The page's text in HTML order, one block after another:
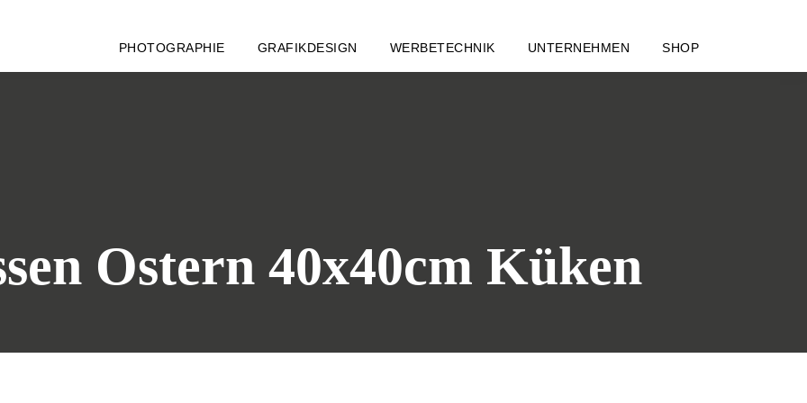
PHOTOGRAPHIE GRAFIKDESIGN WERBETECHNIK UNTERNEHMEN SHOP
Ostern 40x40cm Küken